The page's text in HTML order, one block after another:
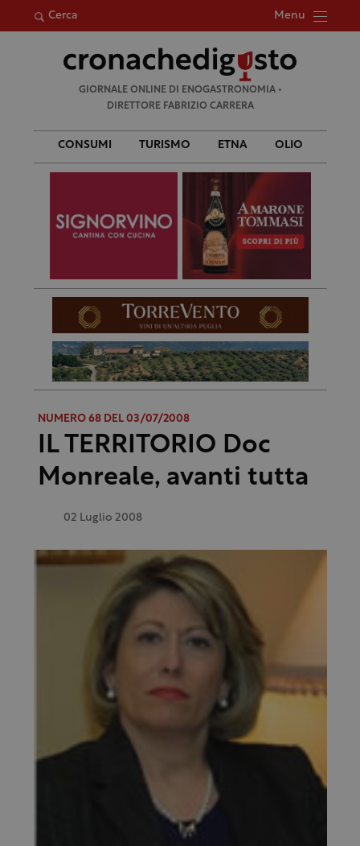
Cerca Menu
per:
GIORNALE ONLINE DI ENOGASTRONOMIA •
DIRETTORE FABRIZIO CARRERA
CONSUMI TURISMO ETNA OLIO
NUMERO 68 DEL 03/07/2008
IL TERRITORIO Doc
Monreale, avanti tutta
02 Luglio 2008